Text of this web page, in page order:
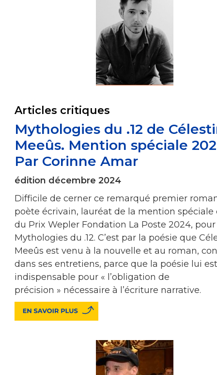
Articles critiques
Mythologies du .12 de
Meeûs. Mention spéciale
Par Corinne Amar
édition décembre 2024
Difficile de cerner ce remarqué premier
poète écrivain, lauréat de la mention spéciale
du Prix Wepler Fondation La Poste 2024, pour
Mythologies du .12. C’est par la poésie que
Meeûs est venu à la nouvelle et au roman,
dans ses entretiens, parce que la poésie lui est
indispensable pour « l’obligation de
précision » nécessaire à l’écriture narrative.